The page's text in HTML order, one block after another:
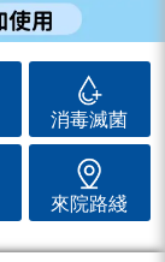
消毒滅菌
來院路綫